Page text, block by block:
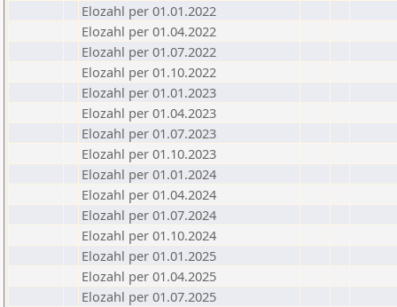
Elozahl per 01.01.2022
Elozahl per 01.04.2022
Elozahl per 01.07.2022
Elozahl per 01.10.2022
Elozahl per 01.01.2023
Elozahl per 01.04.2023
Elozahl per 01.07.2023
Elozahl per 01.10.2023
Elozahl per 01.01.2024
Elozahl per 01.04.2024
Elozahl per 01.07.2024
Elozahl per 01.10.2024
Elozahl per 01.01.2025
Elozahl per 01.04.2025
Elozahl per 01.07.2025